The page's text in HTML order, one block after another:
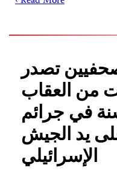
تصدر
من العقاب
منذ 22 سنة في جرائم
يد الجيش
الإسرائيلي